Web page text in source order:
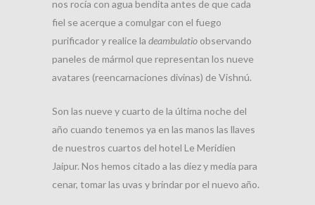
nos rocía con agua bendita antes de que cada
fiel se acerque a comulgar con el fuego
purificador y realice la deambulatio observando
paneles de mármol que representan los nueve
avatares (reencarnaciones divinas) de Vishnú.
Son las nueve y cuarto de la última noche del
año cuando tenemos ya en las manos las llaves
de nuestros cuartos del hotel Le Meridien
Jaipur. Nos hemos citado a las diez y media para
cenar, tomar las uvas y brindar por el nuevo año.